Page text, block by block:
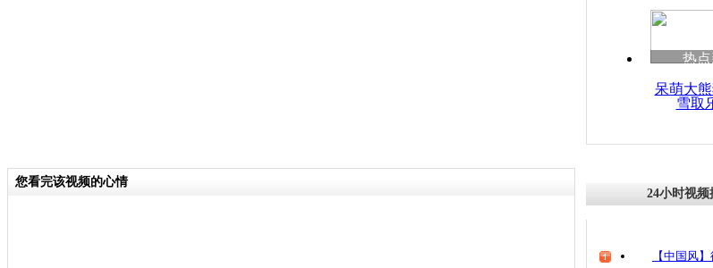
热
呆萌大
雪取
您看完该视频的心情
24小时视频
【中国风